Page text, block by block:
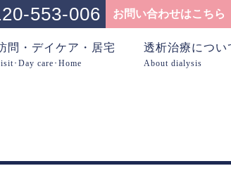
553-006 お問い合わせはこちら
問・デイケア・居宅
･Day care･Home
透析治療につい
About dialysis